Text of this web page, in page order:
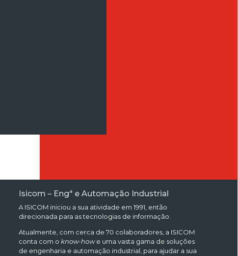
Isicom – Engª e Automação Industrial
A ISICOM iniciou a sua atividade em 1991, então
direcionada para as tecnologias de informação.
Atualmente, com cerca de 70 colaboradores, a ISICOM
conta com o know-howe uma vasta gama de soluções
de engenharia e automação industrial, para ajudar a sua